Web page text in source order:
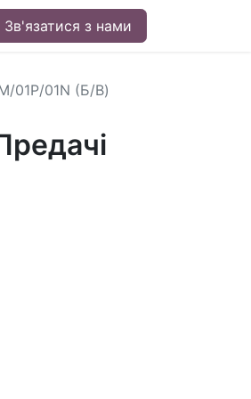
Зв'язатися з нами
01P/01N (Б/В)